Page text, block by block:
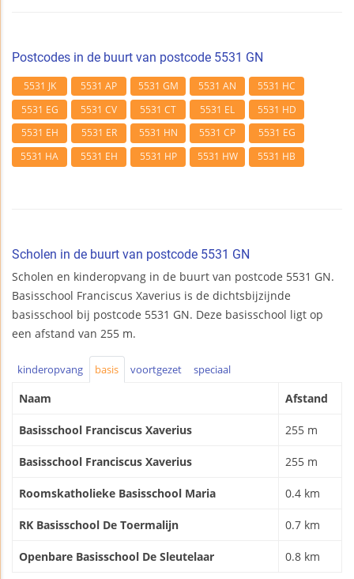
Postcodes in de buurt van postcode 5531 GN
5531 JK 5531 AP 5531 GM 5531 AN
5531 HC
5531 EG
5531 CV 5531 CT 5531 EL
5531 HD
5531 EH
5531 ER 5531 HN 5531 CP
5531 EG
5531 HA
5531 EH 5531 HP 5531 HW 5531 HB
Scholen in de buurt van postcode 5531 GN
Scholen en kinderopvang in de buurt van postcode 5531 GN.
Basisschool Franciscus Xaverius is de dichtsbijzijnde
basisschool bij postcode 5531 GN. Deze basisschool ligt op
een afstand van 255 m.
kinderopvang basis voortgezet speciaal
Naam Afstand
Basisschool Franciscus Xaverius 255 m
Basisschool Franciscus Xaverius 255 m
Roomskatholieke Basisschool Maria 0.4 km
RK Basisschool De Toermalijn 0.7 km
Openbare Basisschool De Sleutelaar 0.8 km